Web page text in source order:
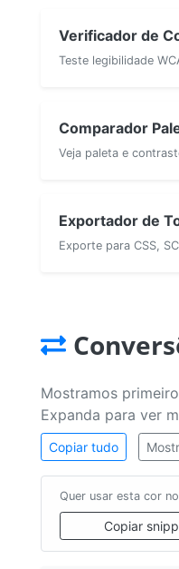
Verificador de
Teste legibilidade
Comparador
Veja paleta e
Exportador de
Exporte para CSS,
Mostramos
Expanda para ver
Copiar tudo
Quer usar esta cor
Copiar